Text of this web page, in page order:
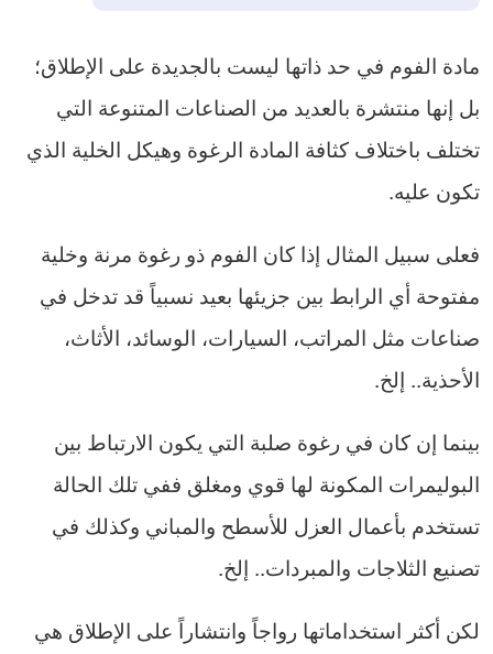
مادة الفوم في حد ذاتها ليست بالجديدة على الإطلاق؛
بل إنها منتشرة بالعديد من الصناعات المتنوعة التي
تختلف باختلاف كثافة المادة الرغوة وهيكل الخلية الذي
تكون عليه.
فعلى سبيل المثال إذا كان الفوم ذو رغوة مرنة وخلية
مفتوحة أي الرابط بين جزيئها بعيد نسبياً قد تدخل في
صناعات مثل المراتب، السيارات، الوسائد، الأثاث،
الأحذية.. إلخ.
بينما إن كان في رغوة صلبة التي يكون الارتباط بين
البوليمرات المكونة لها قوي ومغلق ففي تلك الحالة
تستخدم بأعمال العزل للأسطح والمباني وكذلك في
تصنيع الثلاجات والمبردات.. إلخ.
لكن أكثر استخداماتها رواجاً وانتشاراً على الإطلاق هي